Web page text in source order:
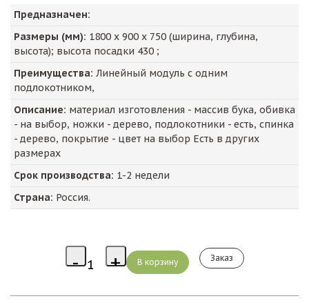
Предназначен:
Размеры (мм): 1800 х 900 х 750 (ширина, глубина,
высота); высота посадки 430 ;
Преимущества: Линейный модуль с одним
подлокотником,
Описание: материал изготовления - массив бука, обивка
- на выбор, ножки - дерево, подлокотники - есть, спинка
- дерево, покрытие - цвет на выбор Есть в других
размерах
Срок производства: 1-2 недели
Страна: Россия.
Заказ